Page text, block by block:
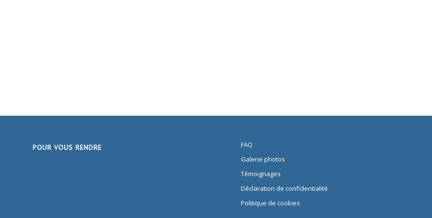
POUR VOUS RENDRE
FAQ
Galerie photos
Témoignages
Déclaration de confidentialité
Politique de cookies